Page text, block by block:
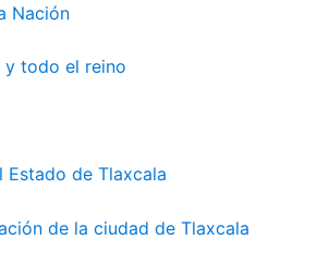
Nación
y todo el reino
de Tlaxcala
de la ciudad de Tlaxcala